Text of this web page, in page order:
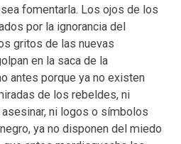
fomentarla. Los ojos de los
por la ignorancia del
gritos de las nuevas
en la saca de la
antes porque ya no existen
de los rebeldes, ni
ni logos o símbolos
ya no disponen del miedo